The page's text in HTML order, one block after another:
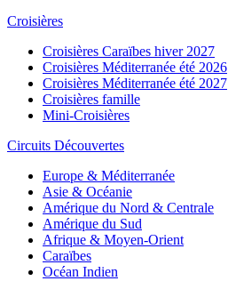
Croisières
Croisières Caraïbes hiver 2027
Croisières Méditerranée été 2026
Croisières Méditerranée été 2027
Croisières famille
Mini-Croisières
Circuits Découvertes
Europe & Méditerranée
Asie & Océanie
Amérique du Nord & Centrale
Amérique du Sud
Afrique & Moyen-Orient
Caraïbes
Océan Indien